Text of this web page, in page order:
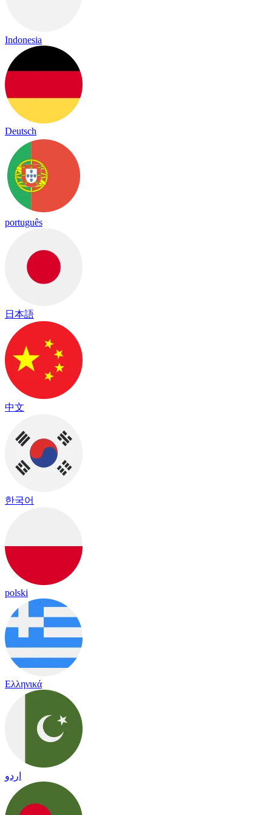
Indonesia
Deutsch
português
日本語
中文
한국어
polski
Ελληνικά
اردو